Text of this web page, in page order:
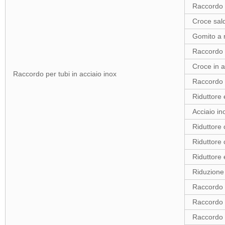
Raccordo per tubi in acciaio inox
Croce
Gomito a
Croce in
Riduttore
Acciaio
Riduttore
Riduttore
Riduttore